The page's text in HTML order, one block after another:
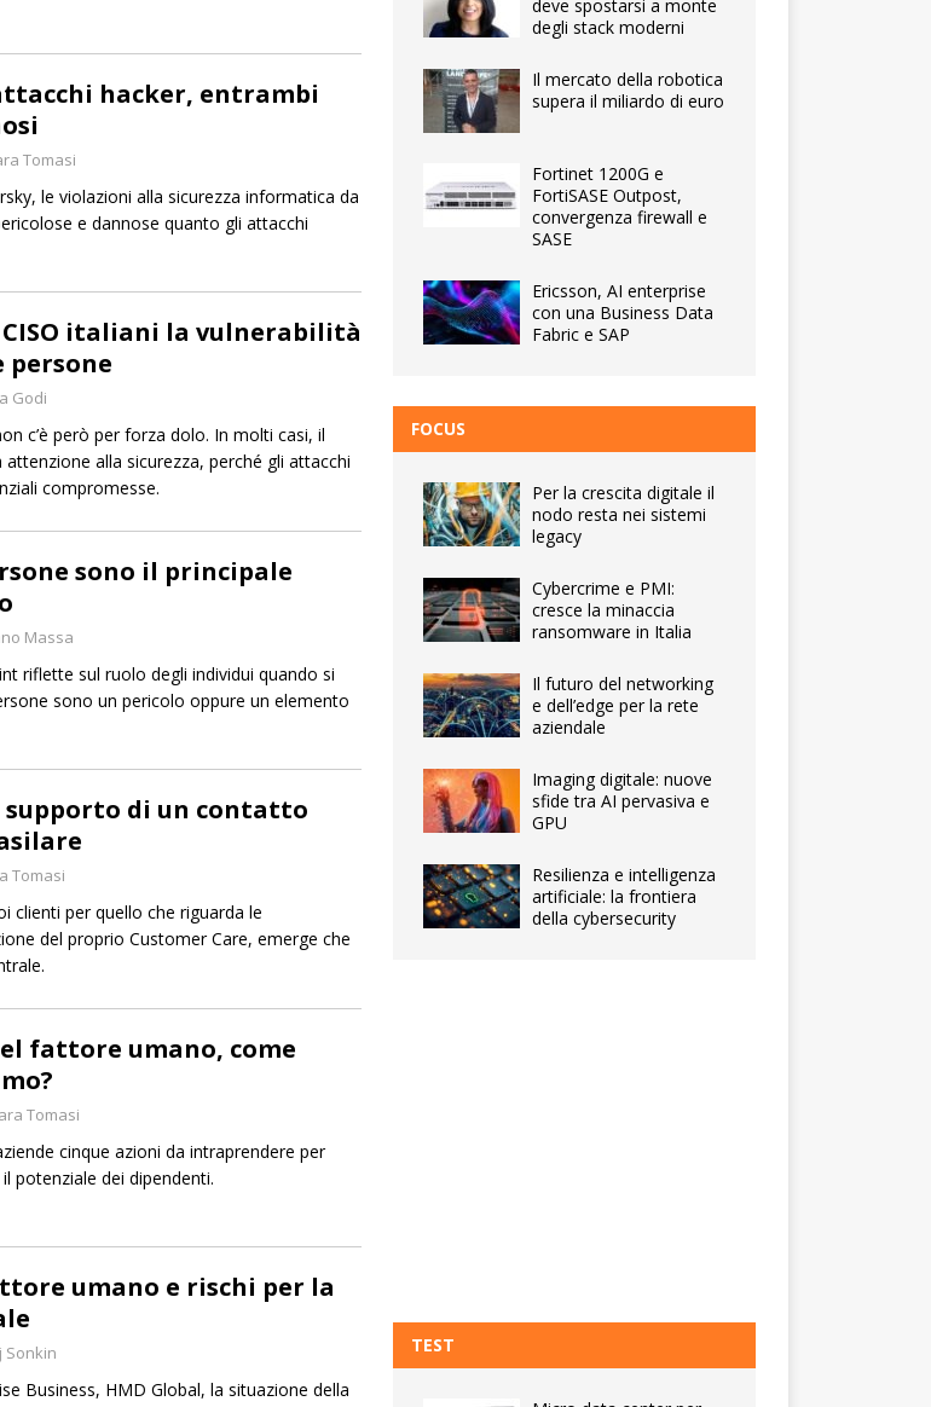
hacker, entrambi
Tomasi
le violazioni alla sicurezza informatica da
e dannose quanto gli attacchi
italiani la vulnerabilità
persone
Godi
c’è però per forza dolo. In molti casi, il
alla sicurezza, perché gli attacchi
compromesse.
sono il principale
Massa
riflette sul ruolo degli individui quando si
sono un pericolo oppure un elemento
supporto di un contatto
Tomasi
clienti per quello che riguarda le
del proprio Customer Care, emerge che
fattore umano, come
Tomasi
cinque azioni da intraprendere per
potenziale dei dipendenti.
umano e rischi per la
Sonkin
Business, HMD Global, la situazione della
deve spostarsi a monte
degli stack moderni
Il mercato della robotica
supera il miliardo di euro
Fortinet 1200G e
FortiSASE Outpost,
convergenza firewall e
SASE
Ericsson, AI enterprise
con una Business Data
Fabric e SAP
FOCUS
Per la crescita digitale il
nodo resta nei sistemi
legacy
Cybercrime e PMI:
cresce la minaccia
ransomware in Italia
Il futuro del networking
e dell’edge per la rete
aziendale
Imaging digitale: nuove
sfide tra AI pervasiva e
GPU
Resilienza e intelligenza
artificiale: la frontiera
della cybersecurity
TEST